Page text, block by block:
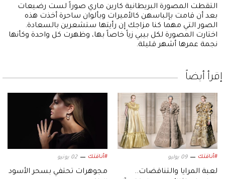
التقطت المصورة البريطانية كارين ماري صوراً لست رضيعات
بعد أن قامت بإلباسهن كالأميرات وبألوان ساحرة أخذت هذه
الصور التي مهما كنا مزاجك إن رأيتها ستشعرين بالسعادة.
اختارت المصورة لكل بيبي زياً خاصاً بها، وظهرت كل واحدة وكأنها
نجمة عمرها أشهر قليلة.
إقرأ أيضاً
#أناقتك 09 يوليو
لعبة المرايا والتناقضات..
#أناقتك 02 يونيو
مجوهرات تحتفي بسحر الأسود